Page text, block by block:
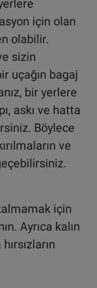
için olan
olabilir.
sizin
uçağın bagaj
bir yerlere
askı ve hatta
Böylece
ve
için
Ayrıca kalın